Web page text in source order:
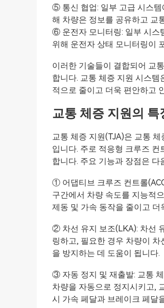
⑤ 통신 협업: 일부 고급 시스템
해 차량은 정보를 공유하고 교
⑥ 운전자 모니터링: 일부 시스
위해 운전자 상태 모니터링이
이러한 기술들이 결합되어 교
합니다. 교통 체증 지원 시스
적으로 줄이고 더욱 편안하고
교통 체증 지원의 특
교통 체증 지원(TJA)은 교통
입니다. 주로 적응형 크루즈
합니다. 주요 기능과 장점은 다
① 어댑티브 크루즈 컨트롤
구간에서 차량 속도를 지능적
제동 및 가속 동작을 줄이고
② 차선 유지 보조(LKA): 차선
링하고, 필요한 경우 차량이
을 방지하는 데 도움이 됩니다.
③ 자동 정지 및 재출발: 교통
차량을 자동으로 정지시키고,
시 가속 페달과 브레이크 페달